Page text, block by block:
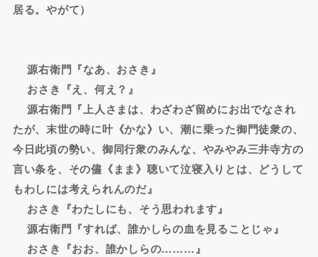
居る。やがて）
源右衛門『なあ、おさき』
おさき『え、何え？』
源右衛門『上人さまは、わざわざ留めにお出でなされ
たが、末世の時に叶《かな》い、潮に乗った御門徒衆の、
今日此頃の勢い、御同行衆のみんな、やみやみ三井寺方の
言い条を、その儘《まま》聴いて泣寝入りとは、どうして
もわしには考えられんのだ』
おさき『わたしにも、そう思われます』
源右衛門『すれば、誰かしらの血を見ることじゃ』
おさき『おお、誰かしらの………』